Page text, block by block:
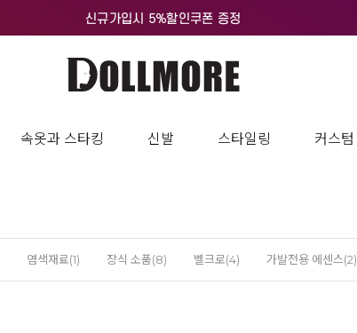
속옷과 스타킹 신발 스타일링 커스텀
염색재료(1) 장식 소품(8) 벨크로(4) 가발전용 에센스(2)